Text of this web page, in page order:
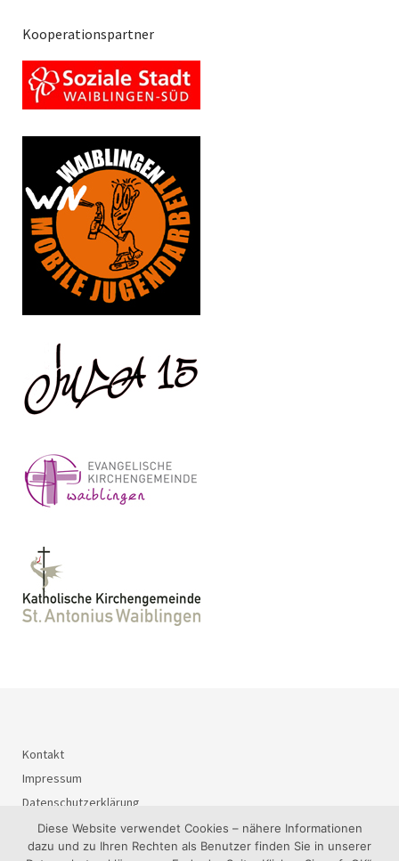
Kooperationspartner
Kontakt
Impressum
Datenschutzerklärung
Diese Website verwendet Cookies – nähere Informationen
dazu und zu Ihren Rechten als Benutzer finden Sie in unserer